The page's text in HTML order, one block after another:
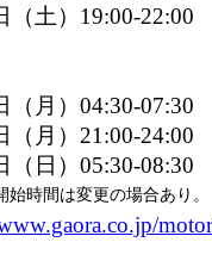
（土）19:00-22:00
（月）04:30-07:30
（月）21:00-24:00
（日）05:30-08:30
時間は変更の場合あり。